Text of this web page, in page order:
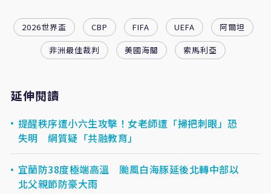
2026世界盃 CBP FIFA UEFA
阿爾坦
非洲最佳裁判
美國海關 索馬利亞
延伸閱讀
提醒秩序遭小六生攻擊！女老師遭「掃把刺眼」恐
失明 網質疑「共融教育」
宜蘭防38度極端高溫 颱風白海豚延後北轉中部以
北父親節防豪大雨